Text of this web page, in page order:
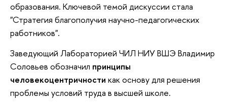
образования. Ключевой темой дискуссии стала
"Стратегия благополучия научно-педагогических
работников".
Заведующий Лабораторией ЧИЛ НИУ ВШЭ Владимир
Соловьев обозначил принципы
человекоцентричности как основу для решения
проблемы условий труда в высшей школе.